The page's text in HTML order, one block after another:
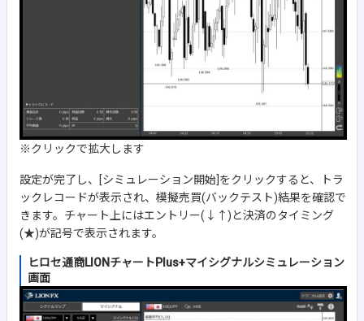
※クリックで拡大します
設定が完了し、[シミュレーション開始]をクリックすると、トラ
ックレコードが表示され、模擬売買(バックテスト)結果を確認で
きます。チャート上にはエントリー(↓↑)と決済のタイミング
(★)が記号で表示されます。
ヒロセ通商LIONチャートPlus+マイシグナルシミュレーション
画面